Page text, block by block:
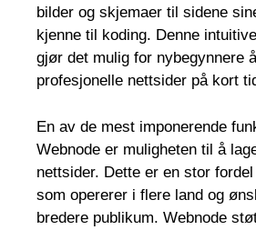
bilder og skjemaer til sidene
kjenne til koding. Denne
gjør det mulig for nybegynnere
profesjonelle nettsider på kort
En av de mest imponerende
Webnode er muligheten til å
nettsider. Dette er en stor
som opererer i flere land og
bredere publikum. Webnode